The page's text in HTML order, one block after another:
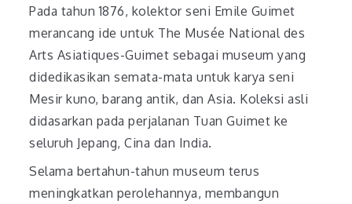
Pada tahun 1876, kolektor seni Emile Guimet
merancang ide untuk The Musée National des
Arts Asiatiques-Guimet sebagai museum yang
didedikasikan semata-mata untuk karya seni
Mesir kuno, barang antik, dan Asia. Koleksi asli
didasarkan pada perjalanan Tuan Guimet ke
seluruh Jepang, Cina dan India.
Selama bertahun-tahun museum terus
meningkatkan perolehannya, membangun